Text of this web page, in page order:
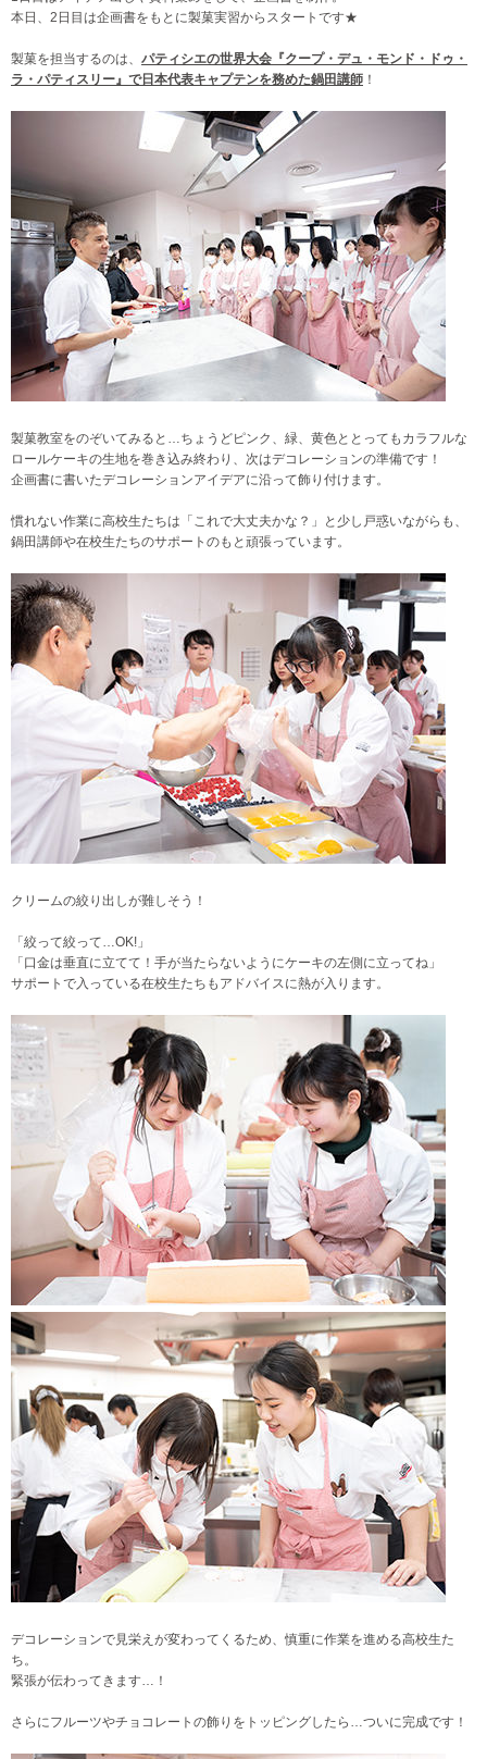
本日、2日目は企画書をもとに製菓実習からスタートです★
製菓を担当するのは、 パティシエの世界大会『クープ・デュ・モンド・ドゥ・
ラ・パティスリー』で日本代表キャプテンを務めた鍋田講師 ！
製菓教室をのぞいてみると…ちょうどピンク、緑、黄色ととってもカラフルな
ロールケーキの生地を巻き込み終わり、次はデコレーションの準備です！
企画書に書いたデコレーションアイデアに沿って飾り付けます。
慣れない作業に高校生たちは「これで大丈夫かな？」と少し戸惑いながらも、
鍋田講師や在校生たちのサポートのもと頑張っています。
クリームの絞り出しが難しそう！
「絞って絞って…OK!」
「口金は垂直に立てて！手が当たらないようにケーキの左側に立ってね」
サポートで入っている在校生たちもアドバイスに熱が入ります。
デコレーションで見栄えが変わってくるため、慎重に作業を進める高校生た
ち。
緊張が伝わってきます…！
さらにフルーツやチョコレートの飾りをトッピングしたら…ついに完成です！